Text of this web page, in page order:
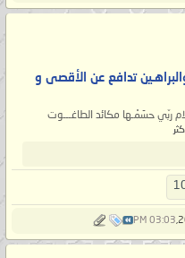
تدافع عن الأقصى و
ربّي حسَمْـها مكائد الطاغـــوت
03:03 PM